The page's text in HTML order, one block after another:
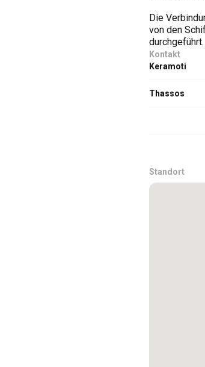
Die
von den
durchgeführt.
Kontakt
Keramoti
Thassos
Standort